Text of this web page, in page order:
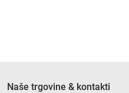
Naše trgovine & kontakti